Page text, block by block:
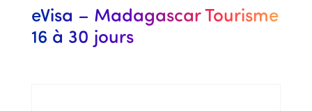
eVisa – Madagascar Tourisme
16 à 30 jours